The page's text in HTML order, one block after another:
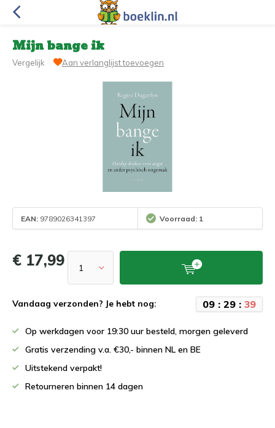
Mijn bange ik
Vergelijk Aan verlanglijst toevoegen
EAN: 9789026341397 Voorraad: 1
€ 17,99
Vandaag verzonden? Je hebt nog: 09 : 29 : 39
Op werkdagen voor 19:30 uur besteld, morgen geleverd
Gratis verzending v.a. €30,- binnen NL en BE
Uitstekend verpakt!
Retourneren binnen 14 dagen